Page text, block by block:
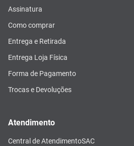
Assinatura
Como comprar
Entrega e Retirada
Entrega Loja Física
Forma de Pagamento
Trocas e Devoluções
Atendimento
Central de AtendimentoSAC